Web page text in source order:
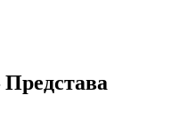
Представа